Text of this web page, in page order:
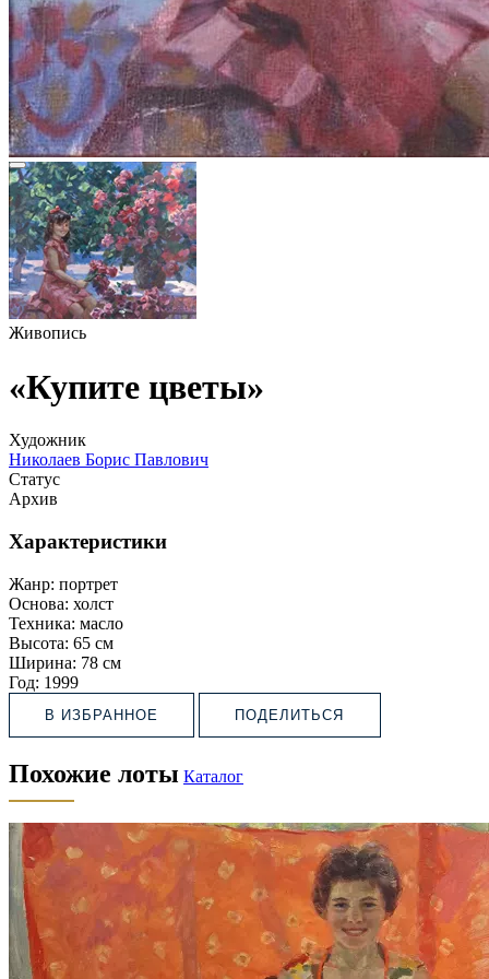
Живопись
«Купите цветы»
Художник
Николаев Борис Павлович
Статус
Архив
Характеристики
Жанр: портрет
Основа: холст
Техника: масло
Высота: 65 см
Ширина: 78 см
Год: 1999
В ИЗБРАННОЕ ПОДЕЛИТЬСЯ
Похожие лоты Каталог